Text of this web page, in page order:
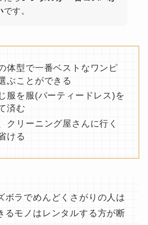
です。
体型で一番ベストなワンピ
ぶことができる
服を服(パーティードレス)を
済む
クリーニング屋さんに行く
ける
ボラでめんどくさがりの人は
るモノはレンタルする方が断